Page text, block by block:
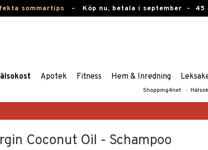
sommartips - Köp nu, betala i september - 45
Apotek Fitness Hem & Inredning
Shopping4net »
Coconut Oil - Schampoo